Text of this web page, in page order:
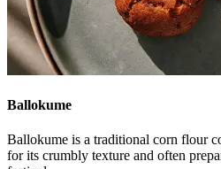
Ballokume
Ballokume is a traditional corn flour
for its crumbly texture and often